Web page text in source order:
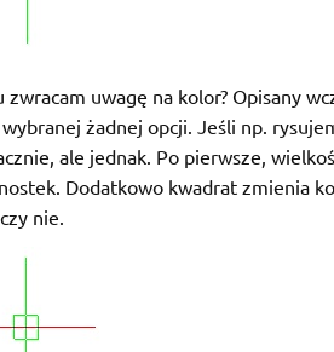
zwracam uwagę na kolor? Opisany
żadnej opcji. Jeśli np.
ale jednak. Po pierwsze,
Dodatkowo kwadrat zmienia
nie.